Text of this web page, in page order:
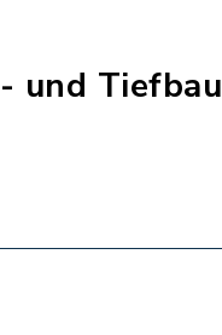
und Tiefbau